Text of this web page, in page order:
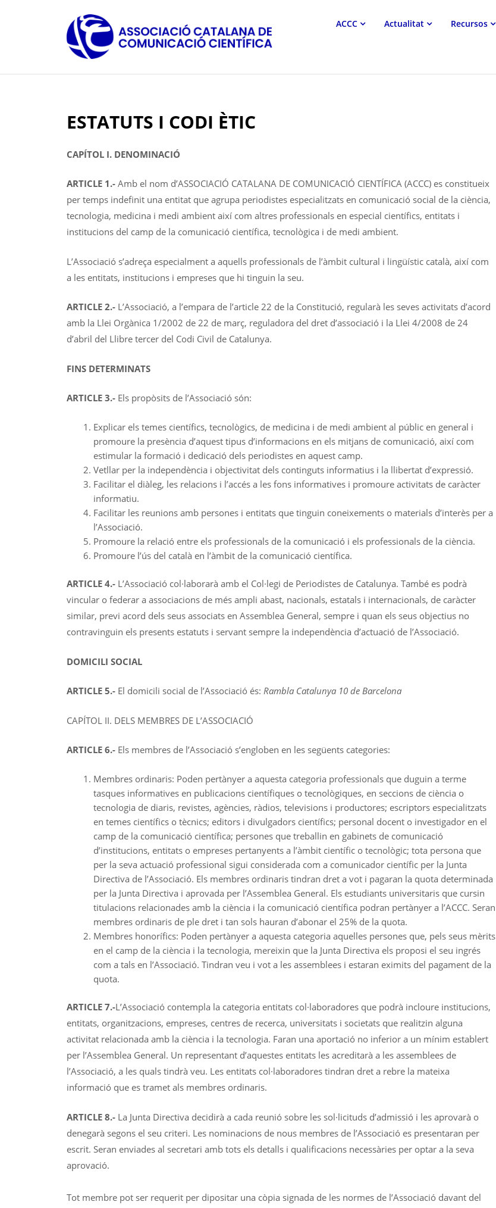
Associació
Comunicació
ACCC Actualitat Recursos
ESTATUTS I CODI ÈTIC
CAPÍTOL I. DENOMINACIÓ
ARTICLE 1.- Amb el nom d’ASSOCIACIÓ CATALANA DE COMUNICACIÓ CIENTÍFICA (ACCC) es constitueix
per temps indefinit una entitat que agrupa periodistes especialitzats en comunicació social de la ciència,
tecnologia, medicina i medi ambient així com altres professionals en especial científics, entitats i
institucions del camp de la comunicació científica, tecnològica i de medi ambient.
L’Associació s’adreça especialment a aquells professionals de l’àmbit cultural i lingüístic català, així com
a les entitats, institucions i empreses que hi tinguin la seu.
ARTICLE 2.- L’Associació, a l’empara de l’article 22 de la Constitució, regularà les seves activitats d’acord
amb la Llei Orgànica 1/2002 de 22 de març, reguladora del dret d’associació i la Llei 4/2008 de 24
d’abril del Llibre tercer del Codi Civil de Catalunya.
FINS DETERMINATS
ARTICLE 3.- Els propòsits de l’Associació són:
Explicar els temes científics, tecnològics, de medicina i de medi ambient al públic en general i
promoure la presència d’aquest tipus d’informacions en els mitjans de comunicació, així com
estimular la formació i dedicació dels periodistes en aquest camp.
Vetllar per la independència i objectivitat dels continguts informatius i la llibertat d’expressió.
Facilitar el diàleg, les relacions i l’accés a les fons informatives i promoure activitats de caràcter
informatiu.
Facilitar les reunions amb persones i entitats que tinguin coneixements o materials d’interès per a
l’Associació.
Promoure la relació entre els professionals de la comunicació i els professionals de la ciència.
Promoure l’ús del català en l’àmbit de la comunicació científica.
ARTICLE 4.- L’Associació col·laborarà amb el Col·legi de Periodistes de Catalunya. També es podrà
vincular o federar a associacions de més ampli abast, nacionals, estatals i internacionals, de caràcter
similar, previ acord dels seus associats en Assemblea General, sempre i quan els seus objectius no
contravinguin els presents estatuts i servant sempre la independència d’actuació de l’Associació.
DOMICILI SOCIAL
ARTICLE 5.- El domicili social de l’Associació és: Rambla Catalunya 10 de Barcelona
CAPÍTOL II. DELS MEMBRES DE L’ASSOCIACIÓ
ARTICLE 6.- Els membres de l’Associació s’engloben en les següents categories:
Membres ordinaris: Poden pertànyer a aquesta categoria professionals que duguin a terme
tasques informatives en publicacions científiques o tecnològiques, en seccions de ciència o
tecnologia de diaris, revistes, agències, ràdios, televisions i productores; escriptors especialitzats
en temes científics o tècnics; editors i divulgadors científics; personal docent o investigador en el
camp de la comunicació científica; persones que treballin en gabinets de comunicació
d’institucions, entitats o empreses pertanyents a l’àmbit científic o tecnològic; tota persona que
per la seva actuació professional sigui considerada com a comunicador científic per la Junta
Directiva de l’Associació. Els membres ordinaris tindran dret a vot i pagaran la quota determinada
per la Junta Directiva i aprovada per l’Assemblea General. Els estudiants universitaris que cursin
titulacions relacionades amb la ciència i la comunicació científica podran pertànyer a l’ACCC. Seran
membres ordinaris de ple dret i tan sols hauran d’abonar el 25% de la quota.
Membres honorífics: Poden pertànyer a aquesta categoria aquelles persones que, pels seus mèrits
en el camp de la ciència i la tecnologia, mereixin que la Junta Directiva els proposi el seu ingrés
com a tals en l’Associació. Tindran veu i vot a les assemblees i estaran eximits del pagament de la
quota.
ARTICLE 7.-L’Associació contempla la categoria entitats col·laboradores que podrà incloure institucions,
entitats, organitzacions, empreses, centres de recerca, universitats i societats que realitzin alguna
activitat relacionada amb la ciència i la tecnologia. Faran una aportació no inferior a un mínim establert
per l’Assemblea General. Un representant d’aquestes entitats les acreditarà a les assemblees de
l’Associació, a les quals tindrà veu. Les entitats col·laboradores tindran dret a rebre la mateixa
informació que es tramet als membres ordinaris.
ARTICLE 8.- La Junta Directiva decidirà a cada reunió sobre les sol·licituds d’admissió i les aprovarà o
denegarà segons el seu criteri. Les nominacions de nous membres de l’Associació es presentaran per
escrit. Seran enviades al secretari amb tots els detalls i qualificacions necessàries per optar a la seva
aprovació.
Tot membre pot ser requerit per dipositar una còpia signada de les normes de l’Associació davant del